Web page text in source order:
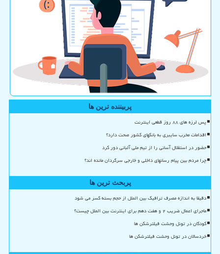
پربیننده ترین ها
پس لرزه های ۸۸ روز قطعی اینترنت
اقدامات مخرب سایبری به بانکهای کشور صحت دارد؟
حضور در استقلال آسانی را از تیم ملی آلبانی دور کرد
چرا مردم بین پیام رسانهای داخلی و خارجی سرگردان مانده اند؟
پربحث ترین ها
دقیقا به اندازه مصرف ترافیک بین الملل از حجم بسته کسر می شود
ماجرای اعمال ضریب ۲ و هفت دهم برای اینترنت بین الملل چیست؟
کودکان در تونل وحشت فیلترشکن ها
خردسالان در تونل وحشت فیلترشکن ها